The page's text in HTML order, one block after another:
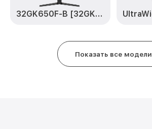
32GK650F-B [32GK650F-B.ARUZ]
Показать все модели